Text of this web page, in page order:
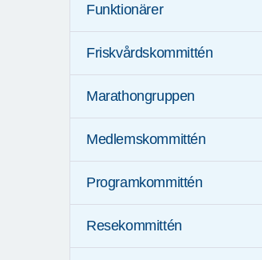
Funktionärer
Friskvårdskommittén
Marathongruppen
Medlemskommittén
Programkommittén
Resekommittén